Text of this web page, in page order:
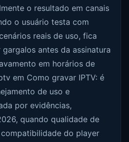
o resultado em canais
o usuário testa com
reais de uso, fica
antes da assinatura
em horários de
em Como gravar IPTV: é
de uso e
por evidências,
quando qualidade de
do player